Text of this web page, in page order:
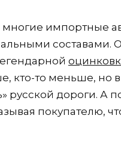
многие импортные
составами.
кто-то меньше, но
русской дороги. А
покупателю,